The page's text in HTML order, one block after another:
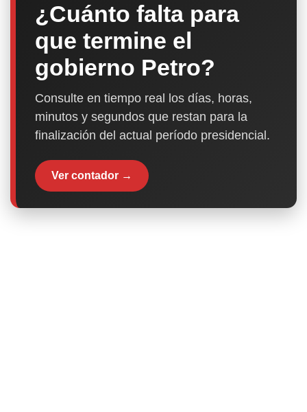
¿Cuánto falta para
que termine el
gobierno Petro?
Consulte en tiempo real los días, horas,
minutos y segundos que restan para la
finalización del actual período presidencial.
Ver contador →